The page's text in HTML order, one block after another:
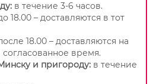
в течение 3-6 часов.
18.00 – доставляются в тот
18.00 – доставляются на
время.
и пригороду: в течение